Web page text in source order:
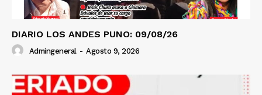
DIARIO LOS ANDES PUNO: 09/08/26
Admingeneral - Agosto 9, 2026